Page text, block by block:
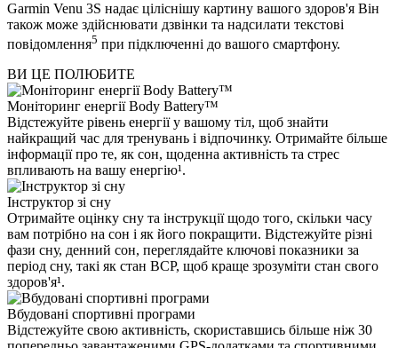
Garmin Venu 3S надає ціліснішу картину вашого здоров'я Він
також може здійснювати дзвінки та надсилати текстові
повідомлення5 при підключенні до вашого смартфону.
ВИ ЦЕ ПОЛЮБИТЕ
Моніторинг енергії Body Battery™
Відстежуйте рівень енергії у вашому тіл, щоб знайти
найкращий час для тренувань і відпочинку. Отримайте більше
інформації про те, як сон, щоденна активність та стрес
впливають на вашу енергію¹.
Інструктор зі сну
Отримайте оцінку сну та інструкції щодо того, скільки часу
вам потрібно на сон і як його покращити. Відстежуйте різні
фази сну, денний сон, переглядайте ключові показники за
період сну, такі як стан ВСР, щоб краще зрозуміти стан свого
здоров'я¹.
Вбудовані спортивні програми
Відстежуйте свою активність, скориставшись більше ніж 30